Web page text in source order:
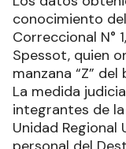
conocimiento
Correccional N°
Spessot, quien
manzana “Z”
La medida
integrantes de
Unidad Regional